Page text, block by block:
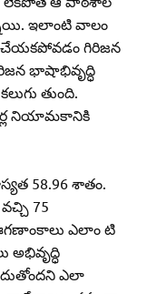
ఇలాంటి వాలం
చేయకపోవడం గిరిజన
భాషాభివృద్ధి
తుంది.
నియామకానికి
58.96 శాతం.
75
ఈగణాంకాలు ఎలాం టి
అభివృద్ధి
ఎలా